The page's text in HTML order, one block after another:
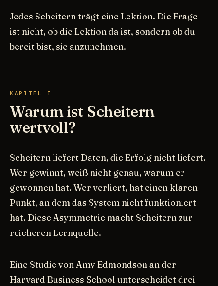
Jedes Scheitern trägt eine Lektion. Die Frage
ist nicht, ob die Lektion da ist, sondern ob du
bereit bist, sie anzunehmen.
KAPITEL I
Warum ist Scheitern
wertvoll?
Scheitern liefert Daten, die Erfolg nicht liefert.
Wer gewinnt, weiß nicht genau, warum er
gewonnen hat. Wer verliert, hat einen klaren
Punkt, an dem das System nicht funktioniert
hat. Diese Asymmetrie macht Scheitern zur
reicheren Lernquelle.
Eine Studie von Amy Edmondson an der
Harvard Business School unterscheidet drei